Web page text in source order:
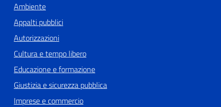
Ambiente
Appalti pubblici
Autorizzazioni
Cultura e tempo libero
Educazione e formazione
Giustizia e sicurezza pubblica
Imprese e commercio